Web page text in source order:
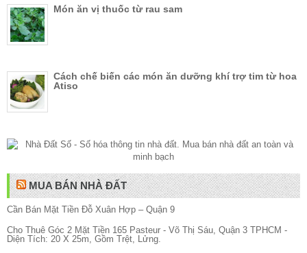
Món ăn vị thuốc từ rau sam
Cách chế biến các món ăn dưỡng khí trợ tim từ hoa
Atiso
MUA BÁN NHÀ ĐẤT
Cần Bán Mặt Tiền Đỗ Xuân Hợp – Quận 9
Cho Thuê Góc 2 Mặt Tiền 165 Pasteur - Võ Thị Sáu, Quận 3 TPHCM -
Diện Tích: 20 X 25m, Gồm Trệt, Lửng.